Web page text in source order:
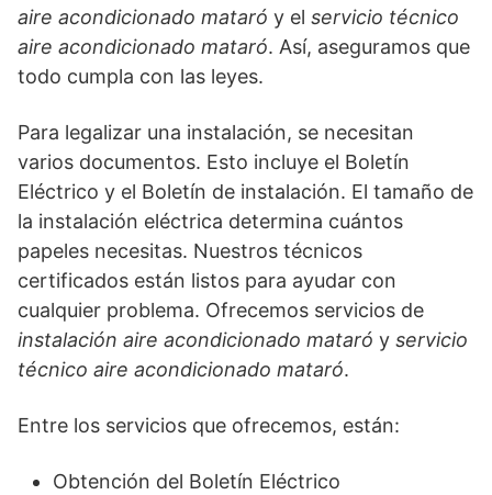
aire acondicionado mataró y el servicio técnico
aire acondicionado mataró. Así, aseguramos que
todo cumpla con las leyes.
Para legalizar una instalación, se necesitan
varios documentos. Esto incluye el Boletín
Eléctrico y el Boletín de instalación. El tamaño de
la instalación eléctrica determina cuántos
papeles necesitas. Nuestros técnicos
certificados están listos para ayudar con
cualquier problema. Ofrecemos servicios de
instalación aire acondicionado mataró y servicio
técnico aire acondicionado mataró.
Entre los servicios que ofrecemos, están:
Obtención del Boletín Eléctrico